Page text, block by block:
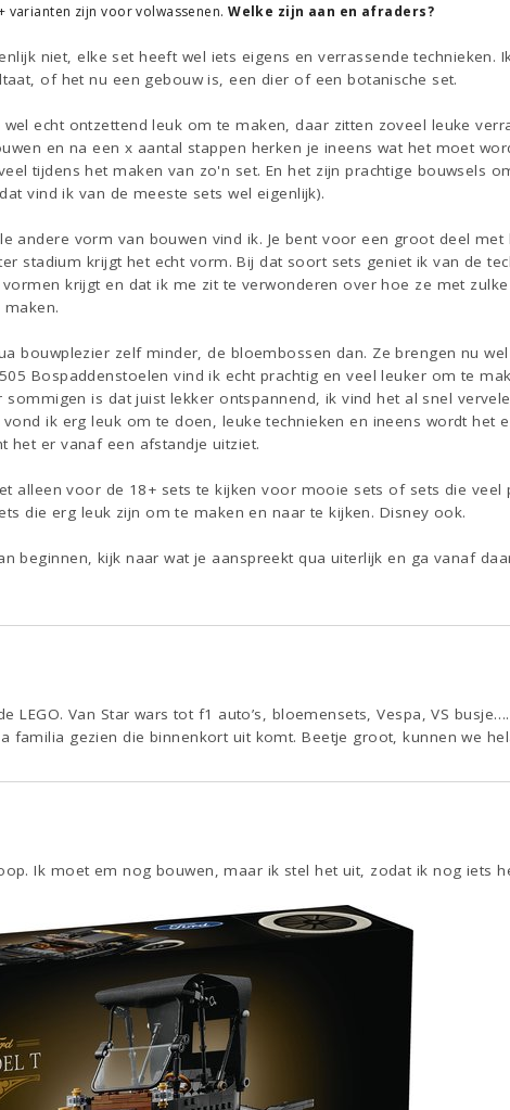
varianten zijn voor volwassenen.Welke zijn aan en afraders?
niet, elke set heeft wel iets eigens en verrassende technieken.
of het nu een gebouw is, een dier of een botanische set.
echt ontzettend leuk om te maken, daar zitten zoveel leuke
en na een x aantal stappen herken je ineens wat het moet
tijdens het maken van zo'n set. En het zijn prachtige bouwsels
vind ik van de meeste sets wel eigenlijk).
andere vorm van bouwen vind ik. Je bent voor een groot deel
stadium krijgt het echt vorm. Bij dat soort sets geniet ik van de
krijgt en dat ik me zit te verwonderen over hoe ze met
bouwplezier zelf minder, de bloembossen dan. Ze brengen nu
Bospaddenstoelen vind ik echt prachtig en veel leuker om te
is dat juist lekker ontspannend, ik vind het al snel
ik erg leuk om te doen, leuke technieken en ineens wordt het
het er vanaf een afstandje uitziet.
alleen voor de 18+ sets te kijken voor mooie sets of sets die veel
die erg leuk zijn om te maken en naar te kijken. Disney ook.
beginnen, kijk naar wat je aanspreekt qua uiterlijk en ga vanaf
LEGO. Van Star wars tot f1 auto’s, bloemensets, Vespa, VS busje….
familia gezien die binnenkort uit komt. Beetje groot, kunnen we
Ik moet em nog bouwen, maar ik stel het uit, zodat ik nog iets